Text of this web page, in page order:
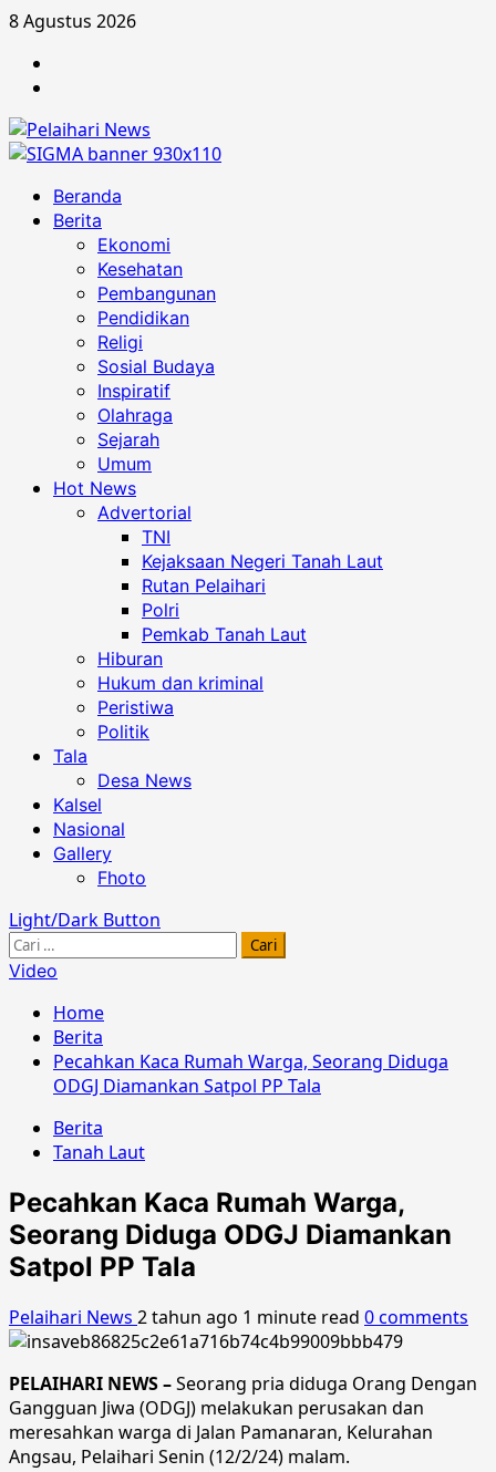
Skip
content
8 Agustus 2026
Primary
Menu
Beranda
Berita
Ekonomi
Kesehatan
Pembangunan
Pendidikan
Religi
Sosial Budaya
Inspiratif
Olahraga
Sejarah
Umum
Hot News
Advertorial
TNI
Kejaksaan Negeri Tanah Laut
Rutan Pelaihari
Polri
Pemkab Tanah Laut
Hiburan
Hukum dan kriminal
Peristiwa
Politik
Tala
Desa News
Kalsel
Nasional
Gallery
Fhoto
Light/Dark Button
Cari
untuk:
Video
Home
Berita
Pecahkan Kaca Rumah Warga, Seorang Diduga
ODGJ Diamankan Satpol PP Tala
Berita
Tanah Laut
Pecahkan Kaca Rumah Warga,
Seorang Diduga ODGJ Diamankan
Satpol PP Tala
Pelaihari News 2 tahun ago 1 minute read 0 comments
PELAIHARI NEWS –Seorang pria diduga Orang Dengan
Gangguan Jiwa (ODGJ) melakukan perusakan dan
meresahkan warga di Jalan Pamanaran, Kelurahan
Angsau, Pelaihari Senin (12/2/24) malam.